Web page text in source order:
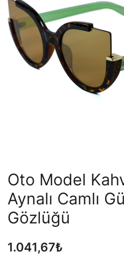
Oto Model
Aynalı Camlı
Gözlüğü
1.041,67₺